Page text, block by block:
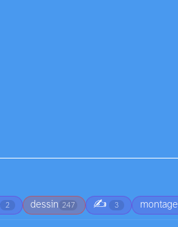
2 dessin 247 ✍️ 3 montage